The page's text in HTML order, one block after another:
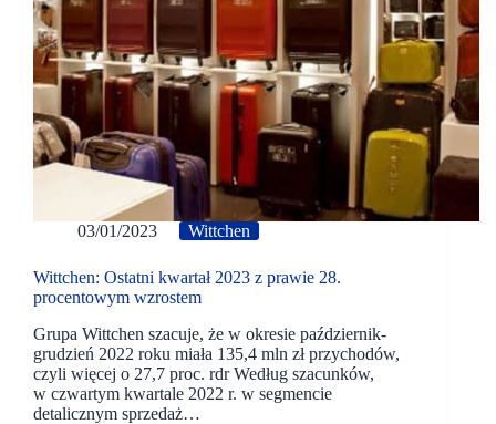
03/01/2023 Wittchen
Wittchen: Ostatni kwartał 2023 z prawie 28.
procentowym wzrostem
Grupa Wittchen szacuje, że w okresie październik-
grudzień 2022 roku miała 135,4 mln zł przychodów,
czyli więcej o 27,7 proc. rdr Według szacunków,
w czwartym kwartale 2022 r. w segmencie
detalicznym sprzedaż…